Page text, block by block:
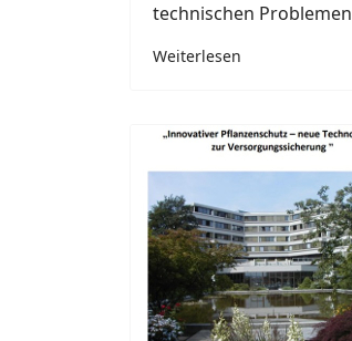
technischen Problemen
Weiterlesen